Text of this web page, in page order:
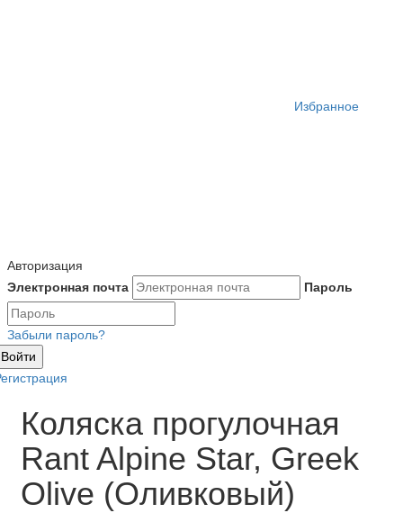
Избранное
Авторизация
Электронная почта
Пароль
Забыли пароль?
Войти
Коляска прогулочная
Rant Alpine Star, Greek
Olive (Оливковый)